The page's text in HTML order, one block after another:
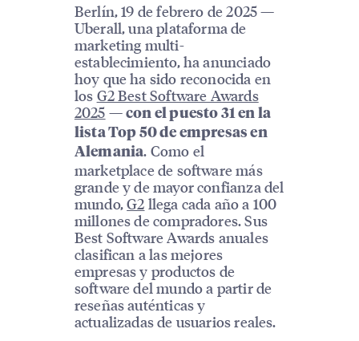
Berlín, 19 de febrero de 2025 —
Uberall, una plataforma de
marketing multi-
establecimiento, ha anunciado
hoy que ha sido reconocida en
los G2 Best Software Awards
2025 —con el puesto 31 en la
lista Top 50 de empresas en
Alemania. Como el
marketplace de software más
grande y de mayor confianza del
mundo,G2 llega cada año a 100
millones de compradores. Sus
Best Software Awards anuales
clasifican a las mejores
empresas y productos de
software del mundo a partir de
reseñas auténticas y
actualizadas de usuarios reales.